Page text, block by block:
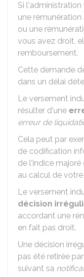
Si
une
ou une
vous avez droit,
remboursement.
Cette demande
dans un délai
Le versement
résulter d'une
erreur de
Cela peut par
de codification
de l'indice
au calcul de votre
Le versement
décision
accordant une
en fait pas droit.
Une décision
pas été retirée
suivant sa